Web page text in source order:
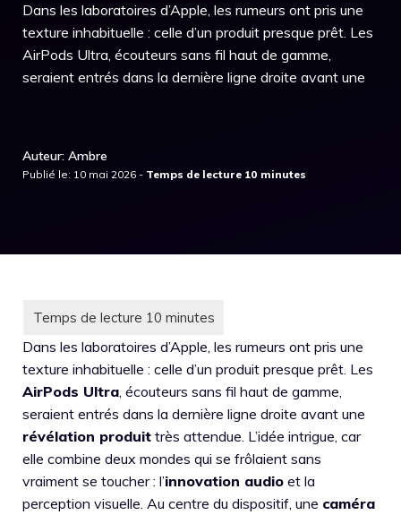
Dans les laboratoires d’Apple, les rumeurs ont pris une
texture inhabituelle : celle d’un produit presque prêt. Les
AirPods Ultra, écouteurs sans fil haut de gamme,
seraient entrés dans la dernière ligne droite avant une
Auteur: Ambre
Publié le: 10 mai 2026 -
Dans les laboratoires d’Apple, les rumeurs ont pris une
texture inhabituelle : celle d’un produit presque prêt. Les
AirPods Ultra, écouteurs sans fil haut de gamme,
seraient entrés dans la dernière ligne droite avant une
révélation produit très attendue. L’idée intrigue, car
elle combine deux mondes qui se frôlaient sans
vraiment se toucher : l’innovation audio et la
perception visuelle. Au centre du dispositif, une caméra